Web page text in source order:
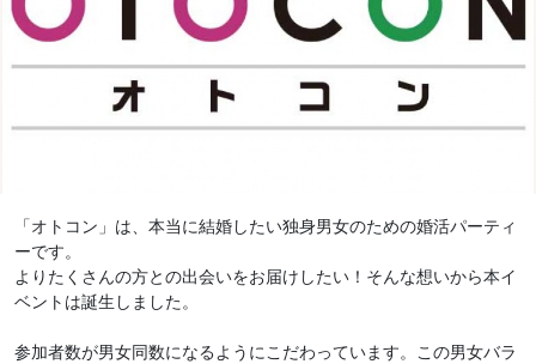
「オトコン」は、本当に結婚したい独身男女のための婚活パーティ
ーです。
よりたくさんの方との出会いをお届けしたい！そんな想いから本イ
ベントは誕生しました。
参加者数が男女同数になるようにこだわっています。この男女バラ